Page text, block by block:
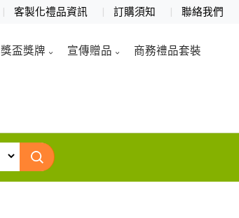
客製化禮品資訊 訂購須知 聯絡我們
獎盃獎牌 宣傳贈品 商務禮品套裝